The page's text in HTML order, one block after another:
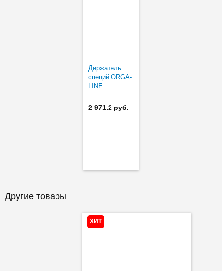
Держатель
специй ORGA-
LINE
2 971.2 руб.
Другие товары
ХИТ